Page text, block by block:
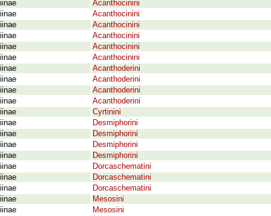
Acanthocinini
Acanthocinini
Acanthocinini
Acanthocinini
Acanthocinini
Acanthocinini
Acanthoderini
Acanthoderini
Acanthoderini
Acanthoderini
Cyrtinini
Desmiphorini
Desmiphorini
Desmiphorini
Desmiphorini
Dorcaschematini
Dorcaschematini
Dorcaschematini
Mesosini
Mesosini